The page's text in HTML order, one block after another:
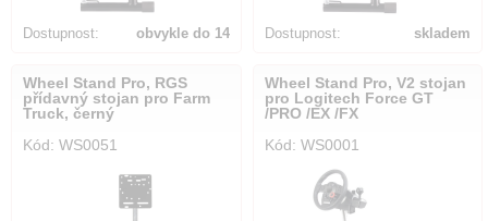
Dostupnost:
obvykle do 14
Dostupnost: skladem
Wheel Stand Pro, RGS
přídavný stojan pro Farm
Truck, černý
Kód: WS0051
Wheel Stand Pro, V2 stojan
pro Logitech Force GT
/PRO /EX /FX
Kód: WS0001